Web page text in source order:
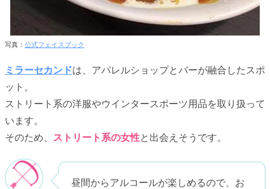
写真： 公式フェイスブック
ミラーセカンドは、アパレルショップとバーが融合したスポ
ット。
ストリート系の洋服やウインタースポーツ用品を取り扱って
います。
そのため、
ストリート系の女性と出会えそうです。
昼間からアルコールが楽しめるので、お